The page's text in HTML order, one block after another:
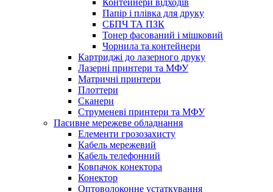
Контейнери відходів
Папір і плівка для друку
СБПЧ ТА ПЗК
Тонер фасований і мішковий
Чорнила та контейнери
Картриджі до лазерного друку
Лазерні принтери та МФУ
Матричні принтери
Плоттери
Сканери
Струменеві принтери та МФУ
Пасивне мережеве обладнання
Елементи грозозахисту
Кабель мережевий
Кабель телефонний
Ковпачок конектора
Конектор
Оптоволоконне устаткування